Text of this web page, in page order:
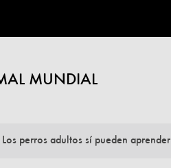
MUNDIAL
Los perros adultos sí pueden aprender